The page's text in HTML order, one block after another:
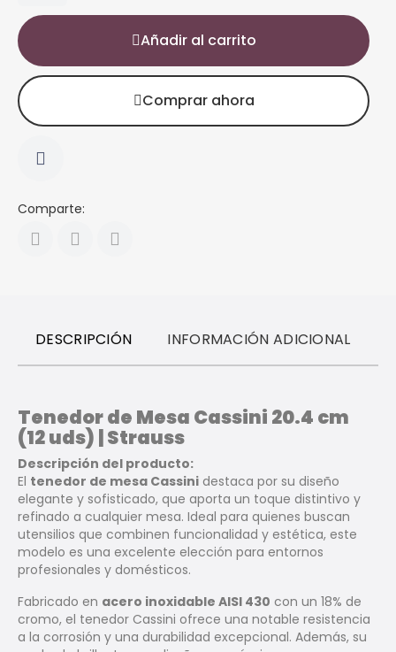
Añadir al carrito
Comprar ahora
Comparte:
DESCRIPCIÓN INFORMACIÓN ADICIONAL
Tenedor de Mesa Cassini 20.4 cm
(12 uds) | Strauss
Descripción del producto:
El tenedor de mesa Cassini destaca por su diseño
elegante y sofisticado, que aporta un toque distintivo y
refinado a cualquier mesa. Ideal para quienes buscan
utensilios que combinen funcionalidad y estética, este
modelo es una excelente elección para entornos
profesionales y domésticos.
Fabricado en acero inoxidable AISI 430 con un 18% de
cromo, el tenedor Cassini ofrece una notable resistencia
a la corrosión y una durabilidad excepcional. Además, su